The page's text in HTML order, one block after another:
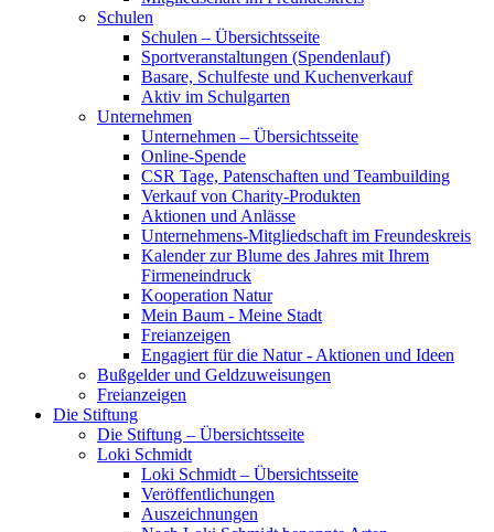
Schulen
Schulen – Übersichtsseite
Sportveranstaltungen (Spendenlauf)
Basare, Schulfeste und Kuchenverkauf
Aktiv im Schulgarten
Unternehmen
Unternehmen – Übersichtsseite
Online-Spende
CSR Tage, Patenschaften und Teambuilding
Verkauf von Charity-Produkten
Aktionen und Anlässe
Unternehmens-Mitgliedschaft im Freundeskreis
Kalender zur Blume des Jahres mit Ihrem
Firmeneindruck
Kooperation Natur
Mein Baum - Meine Stadt
Freianzeigen
Engagiert für die Natur - Aktionen und Ideen
Bußgelder und Geldzuweisungen
Freianzeigen
Die Stiftung
Die Stiftung – Übersichtsseite
Loki Schmidt
Loki Schmidt – Übersichtsseite
Veröffentlichungen
Auszeichnungen